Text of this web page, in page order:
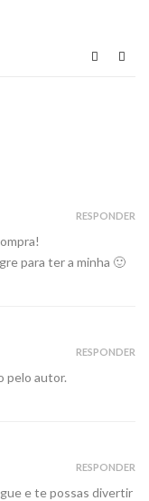
para ter a minha 🙂
RESPONDER
pelo autor.
RESPONDER
e te possas divertir
RESPONDER